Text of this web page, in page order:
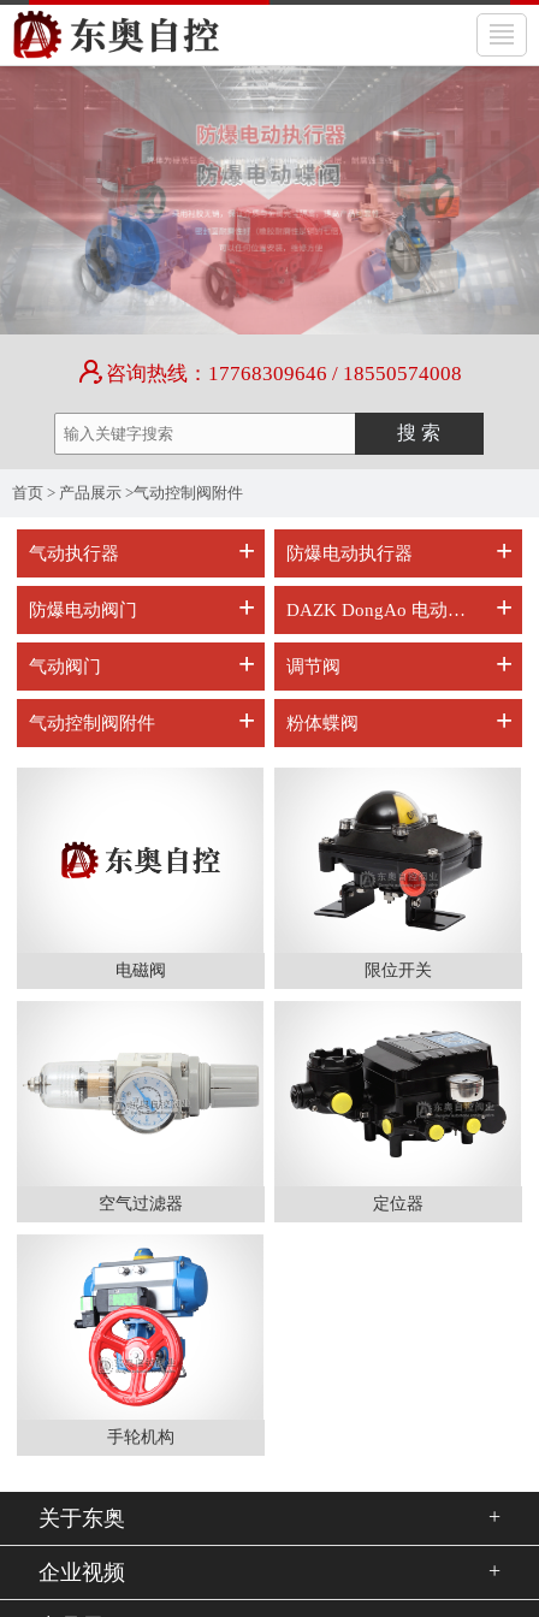
咨询热线：17768309646 / 18550574008
首页 > 产品展示 >气动控制阀附件
气动执行器 + 防爆电动执行器 +
防爆电动阀门 + DAZK DongAo 电动阀门 +
气动阀门 + 调节阀 +
气动控制阀附件 + 粉体蝶阀 +
电磁阀 限位开关
空气过滤器 定位器
手轮机构
关于东奥 +
企业视频 +